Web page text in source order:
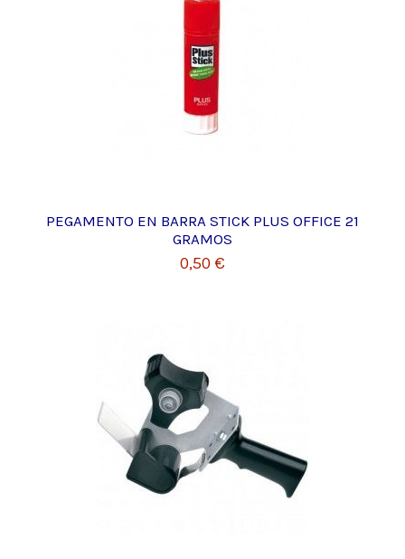
PEGAMENTO EN BARRA STICK PLUS OFFICE 21
GRAMOS
0,50 €